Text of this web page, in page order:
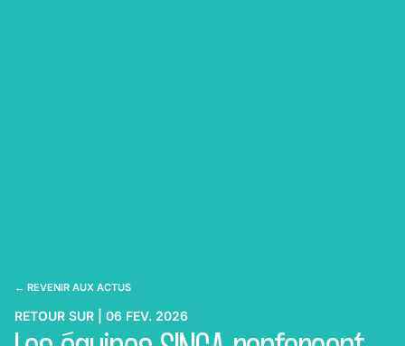
← REVENIR AUX ACTUS
RETOUR SUR | 06 FEV. 2026